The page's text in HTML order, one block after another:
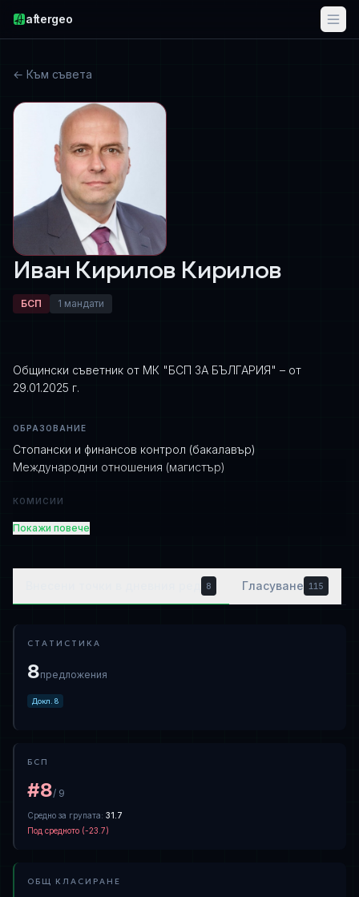
aftergeo
← Към съвета
Иван Кирилов Кирилов
БСП 1 мандати
Общински съветник от МК "БСП ЗА БЪЛГАРИЯ" – от
29.01.2025 г.
ОБРАЗОВАНИЕ
Стопански и финансов контрол (бакалавър)
Международни отношения (магистър)
КОМИСИИ
ПК по икономика, собственост и дигитална
ПК по опазване на околната среда, земеделие и гори
МАНДАТИ
2025 – 2027
ПРИЕМНО ВРЕМЕ
Всеки първи и трети вторник на месеца от 16.00 до 19.00 ч.
на адрес ул. "Ангел Кънчев" № 2, ет. 3, стая 306
(след предварително записване)
Покажи повече
8 Гласуване 115
СТАТИСТИКА
8предложения
Докл. 8
БСП
#8/ 9
Средно за групата: 31.7
Под средното (-23.7)
ОБЩ КЛАСИРАНЕ